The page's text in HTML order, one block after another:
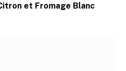
et Fromage Blanc